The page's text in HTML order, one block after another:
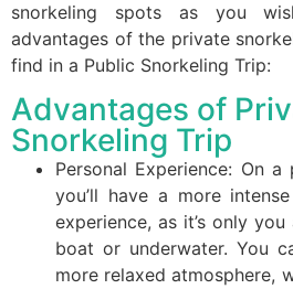
snorkeling spots as you
advantages of the private
find in a Public Snorkeling Trip:
Advantages of
Snorkeling Trip
Personal Experience: On
you’ll have a more
experience, as it’s only
boat or underwater. You
more relaxed atmosphere,